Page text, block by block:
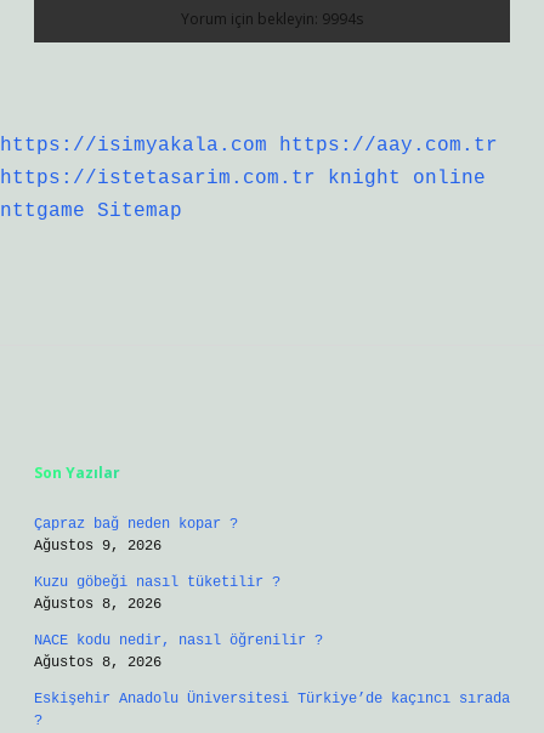
https://isimyakala.com
https://aay.com.tr
https://istetasarim.com.tr
knight online
nttgame
Sitemap
Son Yazılar
Çapraz bağ neden kopar ?
Ağustos 9, 2026
Kuzu göbeği nasıl tüketilir ?
Ağustos 8, 2026
NACE kodu nedir, nasıl öğrenilir ?
Ağustos 8, 2026
Eskişehir Anadolu Üniversitesi Türkiye’de kaçıncı sırada
?